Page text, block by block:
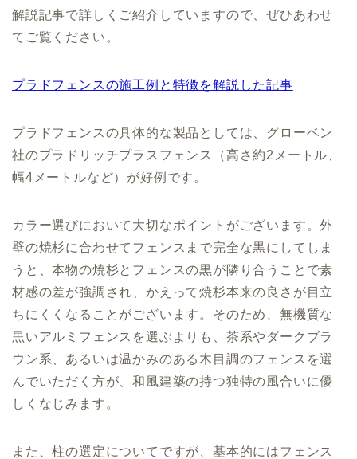
解説記事で詳しくご紹介していますので、ぜひあわせ
てご覧ください。
プラドフェンスの施工例と特徴を解説した記事
プラドフェンスの具体的な製品としては、グローベン
社のプラドリッチプラスフェンス（高さ約2メートル、
幅4メートルなど）が好例です。
カラー選びにおいて大切なポイントがございます。外
壁の焼杉に合わせてフェンスまで完全な黒にしてしま
うと、本物の焼杉とフェンスの黒が隣り合うことで素
材感の差が強調され、かえって焼杉本来の良さが目立
ちにくくなることがございます。そのため、無機質な
黒いアルミフェンスを選ぶよりも、茶系やダークブラ
ウン系、あるいは温かみのある木目調のフェンスを選
んでいただく方が、和風建築の持つ独特の風合いに優
しくなじみます。
また、柱の選定についてですが、基本的にはフェンス